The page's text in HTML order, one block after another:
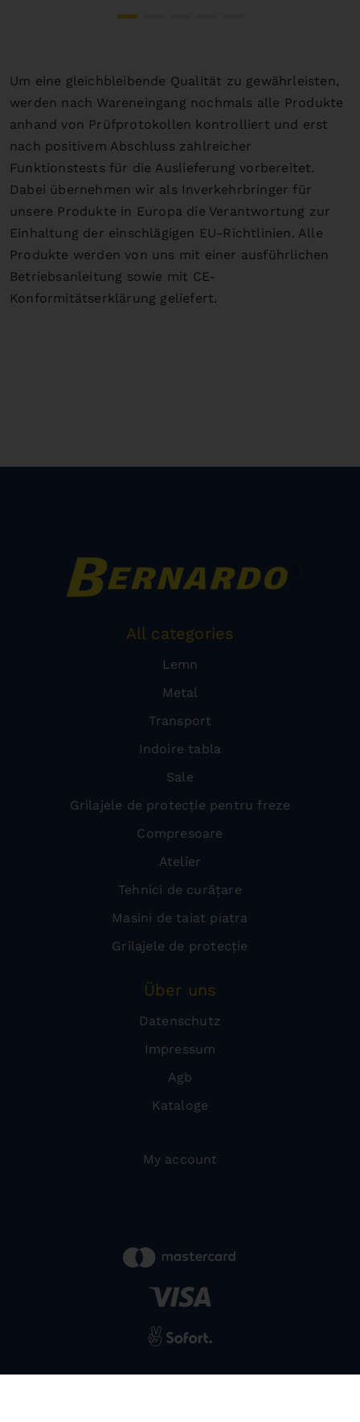
Um eine gleichbleibende Qualität zu gewährleisten,
werden nach Wareneingang nochmals alle Produkte
anhand von Prüfprotokollen kontrolliert und erst
nach positivem Abschluss zahlreicher
Funktionstests für die Auslieferung vorbereitet.
Dabei übernehmen wir als Inverkehrbringer für
unsere Produkte in Europa die Verantwortung zur
Einhaltung der einschlägigen EU-Richtlinien. Alle
Produkte werden von uns mit einer ausführlichen
Betriebsanleitung sowie mit CE-
Konformitätserklärung geliefert.
All categories
Lemn
Metal
Transport
Indoire tabla
Sale
Grilajele de protecție pentru freze
Compresoare
Atelier
Tehnici de curățare
Masini de taiat piatra
Grilajele de protecție
Über uns
Datenschutz
Impressum
Agb
Kataloge
My account